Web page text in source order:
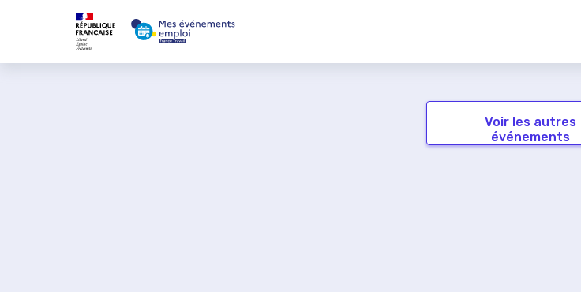
Voir les autres
événements